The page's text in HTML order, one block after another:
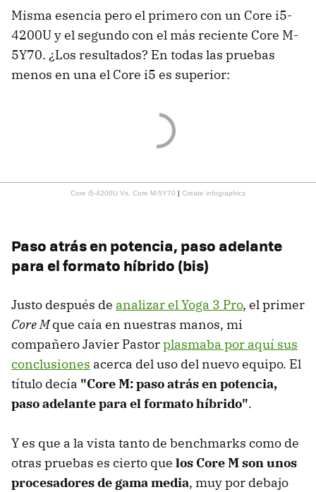
Misma esencia pero el primero con un Core i5-
4200U y el segundo con el más reciente Core M-
5Y70. ¿Los resultados? En todas las pruebas
menos en una el Core i5 es superior:
Core i5-4200U Vs. Core M-5Y70 | Create infographics
Paso atrás en potencia, paso adelante
para el formato híbrido (bis)
Justo después de analizar el Yoga 3 Pro, el primer
Core Mque caía en nuestras manos, mi
compañero Javier Pastorplasmaba por aquí sus
conclusiones acerca del uso del nuevo equipo. El
título decía "Core M: paso atrás en potencia,
paso adelante para el formato híbrido".
Y es que a la vista tanto de benchmarks como de
otras pruebas es cierto que los Core M son unos
procesadores de gama media, muy por debajo